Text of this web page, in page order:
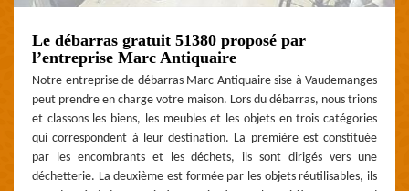
Le débarras gratuit 51380 proposé par
l’entreprise Marc Antiquaire
Notre entreprise de débarras Marc Antiquaire sise à Vaudemanges
peut prendre en charge votre maison. Lors du débarras, nous trions
et classons les biens, les meubles et les objets en trois catégories
qui correspondent à leur destination. La première est constituée
par les encombrants et les déchets, ils sont dirigés vers une
déchetterie. La deuxième est formée par les objets réutilisables, ils